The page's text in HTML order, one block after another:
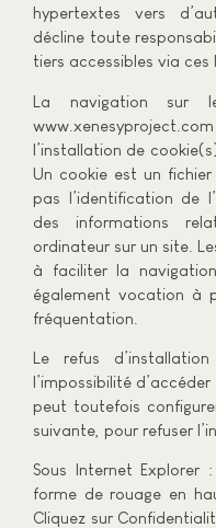
hypertextes vers
décline toute
tiers accessibles via ces
La navigation sur
l’installation de
Un cookie est un
pas l’identification de
des informations
ordinateur sur un site.
à faciliter la
également vocation à
fréquentation.
Le refus
l’impossibilité
peut toutefois
suivante, pour refuser
Sous Internet
forme de rouage en
Cliquez sur